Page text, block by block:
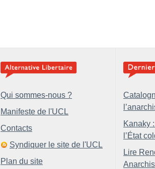
Qui sommes-nous ?
Manifeste de l'UCL
Contacts
Syndiquer le site de l'UCL
Plan du site
Kanaky
l’État
Lire